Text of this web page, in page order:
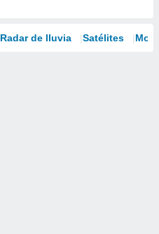
Radar de lluvia Satélites